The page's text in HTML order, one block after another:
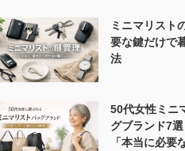
ミニマリスト
要な鍵だけで
法
50代女性ミニ
グブランド7
「本当に必要